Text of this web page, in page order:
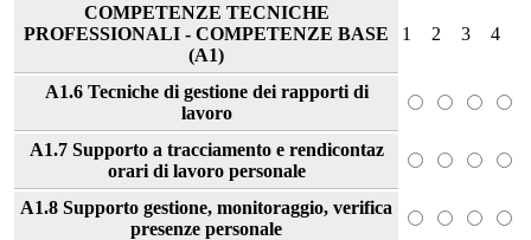
COMPETENZE TECNICHE
PROFESSIONALI - COMPETENZE BASE
(A1)
1 2 3 4
A1.6 Tecniche di gestione dei rapporti di
lavoro
A1.7 Supporto a tracciamento e rendicontaz
orari di lavoro personale
A1.8 Supporto gestione, monitoraggio, verifica
presenze personale